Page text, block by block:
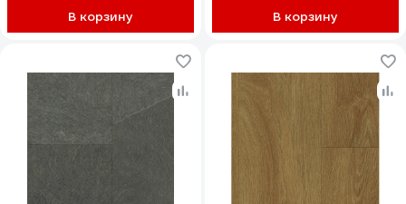
В корзину
кв. м FF 1470В корзину